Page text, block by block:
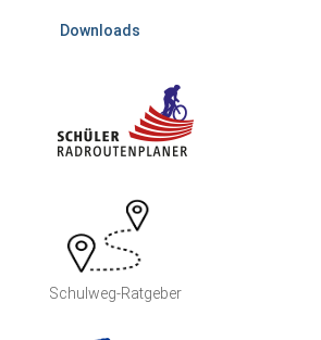
Downloads
Schulweg-Ratgeber